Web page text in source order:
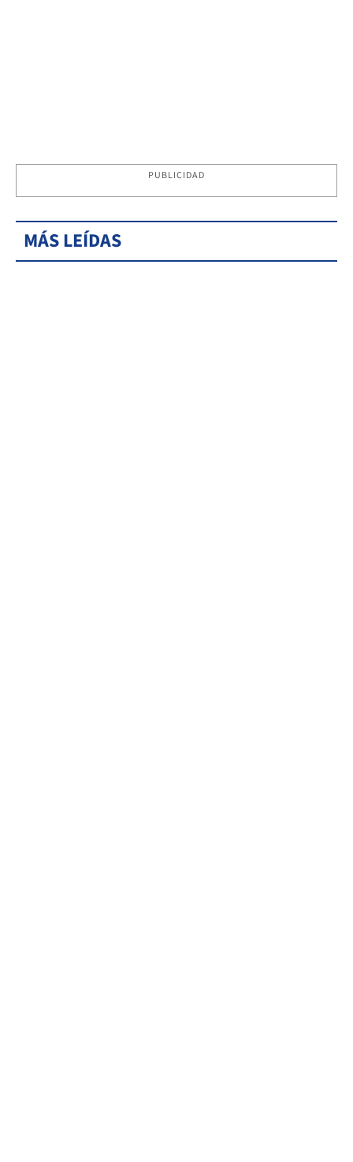
PUBLICIDAD
MÁS LEÍDAS